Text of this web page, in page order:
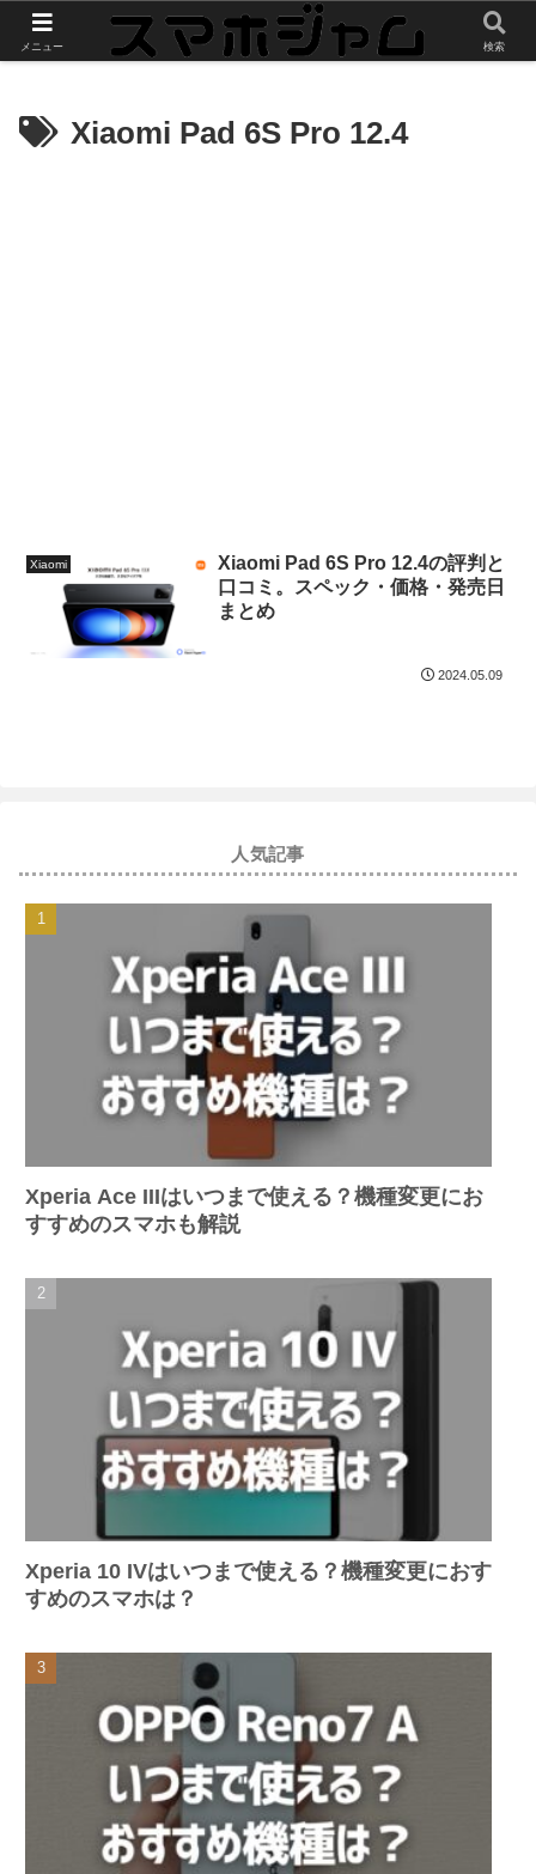
スマホやガジェットのレビューをお届け
Xiaomi Pad 6S Pro 12.4
Xiaomi
Xiaomi Pad 6S Pro 12.4の評判と
口コミ。スペック・価格・発売日
まとめ
2024.05.09
人気記事
Xperia Ace IIIはいつまで使える？機種変更にお
すすめのスマホも解説
Xperia 10 IVはいつまで使える？機種変更におす
すめのスマホは？
メニュー 検索